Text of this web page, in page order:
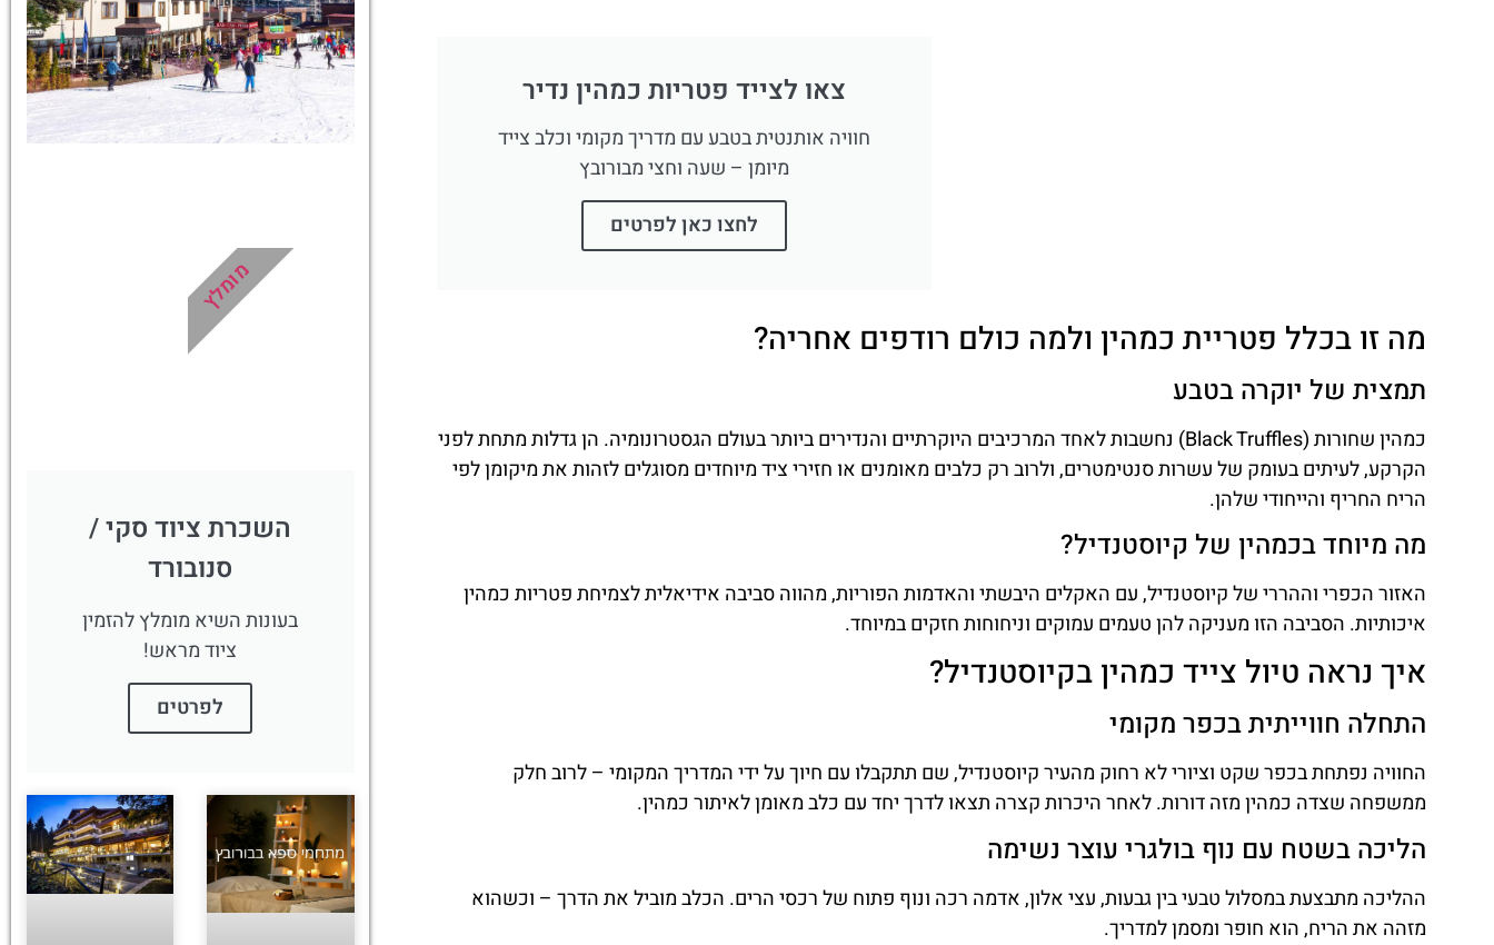
צאו לצייד פטריות כמהין נדיר
חוויה אותנטית בטבע עם מדריך מקומי וכלב צייד
מיומן – שעה וחצי מבורובץ
לחצו כאן לפרטים
מה זו בכלל פטריית כמהין ולמה כולם רודפים אחריה?
תמצית של יוקרה בטבע
כמהין שחורות (Black Truffles) נחשבות לאחד המרכיבים היוקרתיים והנדירים ביותר בעולם הגסטרונומיה. הן גדלות מתחת לפני
הקרקע, לעיתים בעומק של עשרות סנטימטרים, ולרוב רק כלבים מאומנים או חזירי ציד מיוחדים מסוגלים לזהות את מיקומן לפי
הריח החריף והייחודי שלהן.
מה מיוחד בכמהין של קיוסטנדיל?
האזור הכפרי וההררי של קיוסטנדיל, עם האקלים היבשתי והאדמות הפוריות, מהווה סביבה אידיאלית לצמיחת פטריות כמהין
איכותיות. הסביבה הזו מעניקה להן טעמים עמוקים וניחוחות חזקים במיוחד.
איך נראה טיול צייד כמהין בקיוסטנדיל?
התחלה חווייתית בכפר מקומי
החוויה נפתחת בכפר שקט וציורי לא רחוק מהעיר קיוסטנדיל, שם תתקבלו עם חיוך על ידי המדריך המקומי – לרוב חלק
ממשפחה שצדה כמהין מזה דורות. לאחר היכרות קצרה תצאו לדרך יחד עם כלב מאומן לאיתור כמהין.
הליכה בשטח עם נוף בולגרי עוצר נשימה
ההליכה מתבצעת במסלול טבעי בין גבעות, עצי אלון, אדמה רכה ונוף פתוח של רכסי הרים. הכלב מוביל את הדרך – וכשהוא
מזהה את הריח, הוא חופר ומסמן למדריך.
כרטיסים למגוון
טיולים, סיורים,
ספא, השכרת
ציוד ועוד!
השכרת ציוד סקי /
סנובורד
בעונות השיא מומלץ להזמין
ציוד מראש!
לפרטים
מומלץ